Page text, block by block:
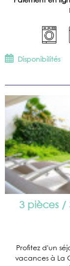
Disponibilités
3 pièces /
Profitez d'un
vacances à La